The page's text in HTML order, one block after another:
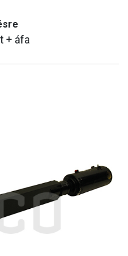
+ áfa